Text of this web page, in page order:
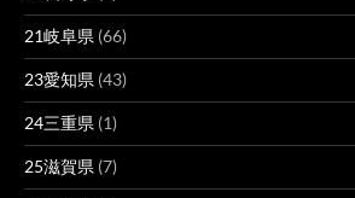
21岐阜県 (66)
23愛知県 (43)
24三重県 (1)
25滋賀県 (7)